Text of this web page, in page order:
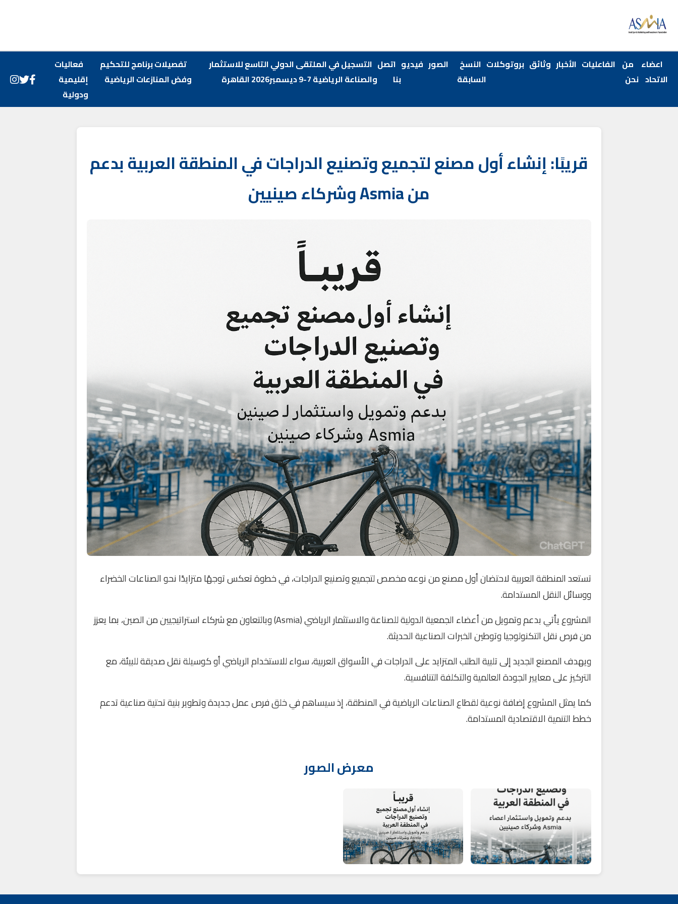
اعضاء
الاتحاد
من
نحن
الفاعليات الأخبار وثائق بروتوكلات النسخ
السابقة
الصور فيديو اتصل
بنا
التسجيل في الملتقى الدولي التاسع للاستثمار
والصناعة الرياضية 7-9 ديسمبر2026 القاهرة
تفصيلات برنامج للتحكيم
وفض المنازعات الرياضية
فعاليات
إقليمية
ودولية
قريبًا: إنشاء أول مصنع لتجميع وتصنيع الدراجات في المنطقة العربية بدعم
من Asmia وشركاء صينيين
تستعد المنطقة العربية لاحتضان أول مصنع من نوعه مخصص لتجميع وتصنيع الدراجات، في خطوة تعكس توجهًا متزايدًا نحو الصناعات الخضراء
ووسائل النقل المستدامة.
المشروع يأتي بدعم وتمويل من أعضاء الجمعية الدولية للصناعة والاستثمار الرياضي (Asmia) وبالتعاون مع شركاء استراتيجيين من الصين، بما يعزز
من فرص نقل التكنولوجيا وتوطين الخبرات الصناعية الحديثة.
ويهدف المصنع الجديد إلى تلبية الطلب المتزايد على الدراجات في الأسواق العربية، سواء للاستخدام الرياضي أو كوسيلة نقل صديقة للبيئة، مع
التركيز على معايير الجودة العالمية والتكلفة التنافسية.
كما يمثل المشروع إضافة نوعية لقطاع الصناعات الرياضية في المنطقة، إذ سيساهم في خلق فرص عمل جديدة وتطوير بنية تحتية صناعية تدعم
خطط التنمية الاقتصادية المستدامة.
معرض الصور